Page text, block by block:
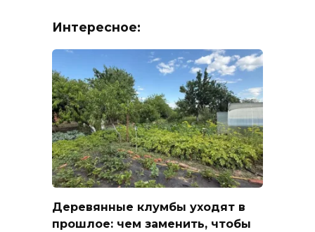
Интересное:
Деревянные клумбы уходят в
прошлое: чем заменить, чтобы